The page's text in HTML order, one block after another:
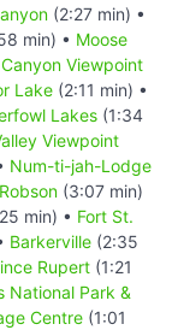
(2:27 min) •
min) • Moose
Viewpoint
Lake (2:11 min) •
Lakes (1:34
Viewpoint
Num-ti-jah-Lodge
(3:07 min)
min) • Fort St.
Barkerville (2:35
Rupert (1:21
National Park &
Centre (1:01